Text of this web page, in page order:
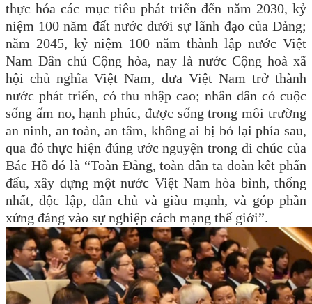
thực hóa các mục tiêu phát triển đến năm 2030, kỷ
niệm 100 năm đất nước dưới sự lãnh đạo của Đảng;
năm 2045, kỷ niệm 100 năm thành lập nước Việt
Nam Dân chủ Cộng hòa, nay là nước Cộng hoà xã
hội chủ nghĩa Việt Nam, đưa Việt Nam trở thành
nước phát triển, có thu nhập cao; nhân dân có cuộc
sống ấm no, hạnh phúc, được sống trong môi trường
an ninh, an toàn, an tâm, không ai bị bỏ lại phía sau,
qua đó thực hiện đúng ước nguyện trong di chúc của
Bác Hồ đó là “Toàn Đảng, toàn dân ta đoàn kết phấn
đấu, xây dựng một nước Việt Nam hòa bình, thống
nhất, độc lập, dân chủ và giàu mạnh, và góp phần
xứng đáng vào sự nghiệp cách mạng thế giới”.